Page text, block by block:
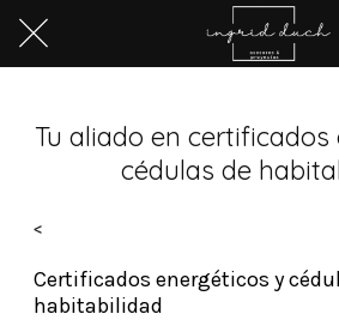
Tu aliado en
cédulas de
<
Certificados energéticos y
habitabilidad